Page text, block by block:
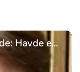
Junker ser frem til AGF-møde: Havde en sindssygt god tid